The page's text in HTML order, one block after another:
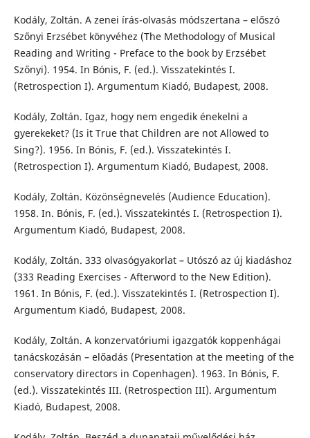
Kodály, Zoltán. A zenei írás-olvasás módszertana – előszó
Szőnyi Erzsébet könyvéhez (The Methodology of Musical
Reading and Writing - Preface to the book by Erzsébet
Szőnyi). 1954. In Bónis, F. (ed.). Visszatekintés I.
(Retrospection I). Argumentum Kiadó, Budapest, 2008.
Kodály, Zoltán. Igaz, hogy nem engedik énekelni a
gyerekeket? (Is it True that Children are not Allowed to
Sing?). 1956. In Bónis, F. (ed.). Visszatekintés I.
(Retrospection I). Argumentum Kiadó, Budapest, 2008.
Kodály, Zoltán. Közönségnevelés (Audience Education).
1958. In. Bónis, F. (ed.). Visszatekintés I. (Retrospection I).
Argumentum Kiadó, Budapest, 2008.
Kodály, Zoltán. 333 olvasógyakorlat – Utószó az új kiadáshoz
(333 Reading Exercises - Afterword to the New Edition).
1961. In Bónis, F. (ed.). Visszatekintés I. (Retrospection I).
Argumentum Kiadó, Budapest, 2008.
Kodály, Zoltán. A konzervatóriumi igazgatók koppenhágai
tanácskozásán – előadás (Presentation at the meeting of the
conservatory directors in Copenhagen). 1963. In Bónis, F.
(ed.). Visszatekintés III. (Retrospection III). Argumentum
Kiadó, Budapest, 2008.